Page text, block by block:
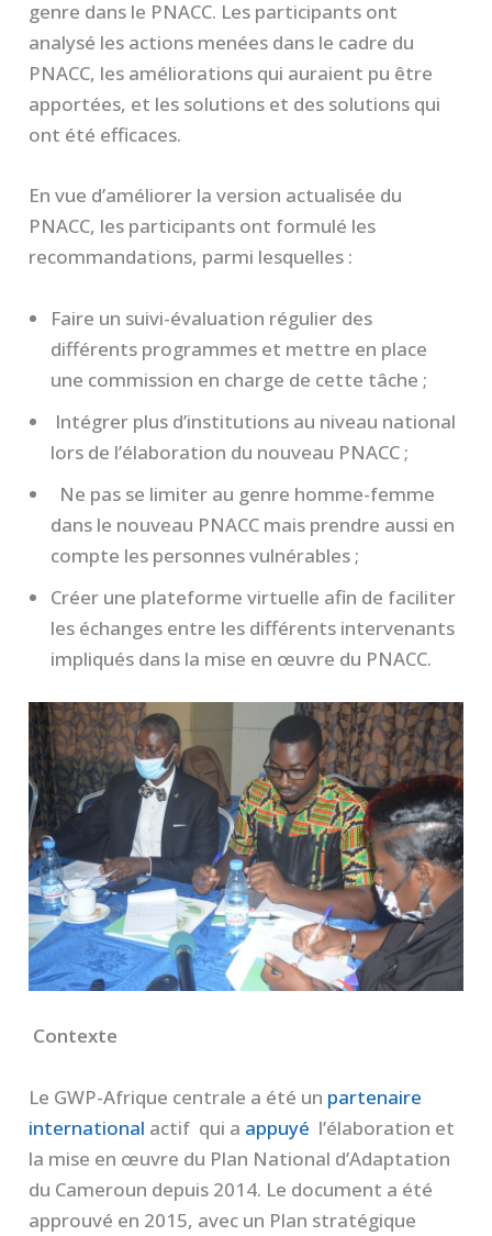
genre dans le PNACC. Les participants ont
analysé les actions menées dans le cadre du
PNACC, les améliorations qui auraient pu être
apportées, et les solutions et des solutions qui
ont été efficaces.
En vue d’améliorer la version actualisée du
PNACC, les participants ont formulé les
recommandations, parmi lesquelles :
Faire un suivi-évaluation régulier des
différents programmes et mettre en place
une commission en charge de cette tâche ;
Intégrer plus d’institutions au niveau national
lors de l’élaboration du nouveau PNACC ;
Ne pas se limiter au genre homme-femme
dans le nouveau PNACC mais prendre aussi en
compte les personnes vulnérables ;
Créer une plateforme virtuelle afin de faciliter
les échanges entre les différents intervenants
impliqués dans la mise en œuvre du PNACC.
Contexte
Le GWP-Afrique centrale a été un partenaire
international actif qui a appuyé l’élaboration et
la mise en œuvre du Plan National d’Adaptation
du Cameroun depuis 2014. Le document a été
approuvé en 2015, avec un Plan stratégique